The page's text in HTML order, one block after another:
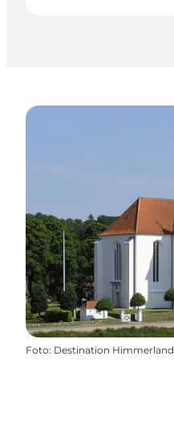
Foto: Destination Himmerland